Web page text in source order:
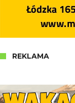
REKLAMA